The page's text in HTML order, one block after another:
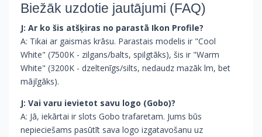
Biežāk uzdotie jautājumi (FAQ)
J: Ar ko šis atšķiras no parastā Ikon Profile?
A: Tikai ar gaismas krāsu. Parastais modelis ir "Cool
White" (7500K - zilgans/balts, spilgtāks), šis ir "Warm
White" (3200K - dzeltenīgs/silts, nedaudz mazāk lm, bet
mājīgāks).
J: Vai varu ievietot savu logo (Gobo)?
A: Jā, iekārtai ir slots Gobo trafaretam. Jums būs
nepieciešams pasūtīt sava logo izgatavošanu uz